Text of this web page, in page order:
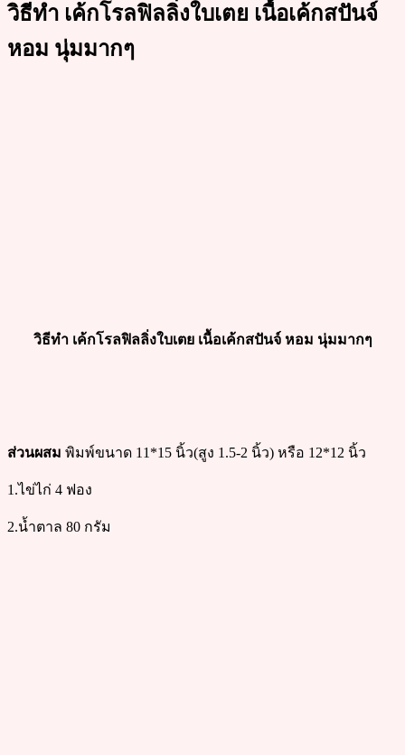
วิธีทำ เค้กโรลฟิลลิ่งใบเตย เนื้อเค้กสปันจ์
หอม นุ่มมากๆ
วิธีทำ เค้กโรลฟิลลิ่งใบเตย เนื้อเค้กสปันจ์ หอม นุ่มมากๆ
ส่วนผสม พิมพ์ขนาด 11*15 นิ้ว(สูง 1.5-2 นิ้ว) หรือ 12*12 นิ้ว
1.ไข่ไก่ 4 ฟอง
2.น้ำตาล 80 กรัม